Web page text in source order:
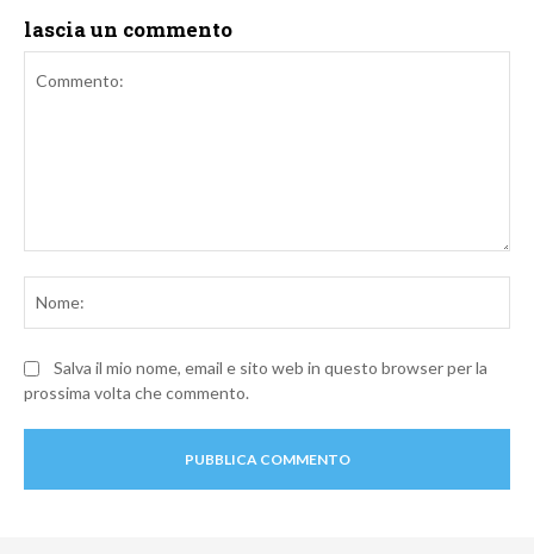
lascia un commento
Salva il mio nome, email e sito web in questo browser per la
prossima volta che commento.